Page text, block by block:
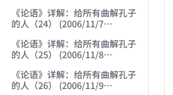
《论语》详解：给所有曲解孔子
的人（24） (2006/11/7
《论语》详解：给所有曲解孔子
的人（25） (2006/11/8
《论语》详解：给所有曲解孔子
的人（26） (2006/11/9